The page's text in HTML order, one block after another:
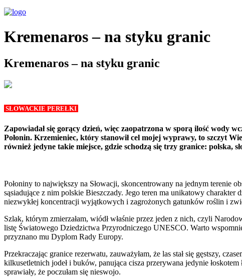
Kremenaros – na styku granic
Kremenaros – na styku granic
SŁOWACKIE PEREŁKI
Zapowiadał się gorący dzień, więc zaopatrzona w sporą ilość wody
Połonin. Krzemieniec, który stanowił cel mojej wyprawy, to szczyt
również jedyne takie miejsce, gdzie schodzą się trzy granice: polska,
Połoniny to największy na Słowacji, skoncentrowany na jednym terenie
sąsiadujące z nim polskie Bieszczady. Jego teren ma unikatowy
niezwykłej koncentracji wyjątkowych i zagrożonych gatunków roślin i
Szlak, którym zmierzałam, wiódł właśnie przez jeden z nich, czyli
listę Światowego Dziedzictwa Przyrodniczego UNESCO. Warto
przyznano mu Dyplom Rady Europy.
Przekraczając granice rezerwatu, zauważyłam, że las stał się gęstszy,
kilkusetletnich jodeł i buków, panująca cisza przerywana jedynie
sprawiały, że poczułam się nieswojo.